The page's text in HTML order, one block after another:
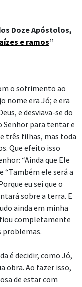
Doze Apóstolos,
e ramos”
o sofrimento ao
nome era Jó; e era
e desviava-se do
Senhor para tentar e
três filhas, mas toda
Que efeito isso
“Ainda que Ele
“Também ele será a
eu sei que o
sobre a terra. E
ainda em minha
completamente
problemas.
é decidir, como Jó,
obra. Ao fazer isso,
de estar com